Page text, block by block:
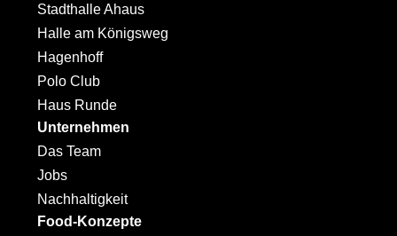
Stadthalle Ahaus
Halle am Königsweg
Hagenhoff
Polo Club
Haus Runde
Unternehmen
Das Team
Jobs
Nachhaltigkeit
Food-Konzepte